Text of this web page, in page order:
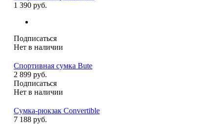
1 390 руб.
Подписаться
Нет в наличии
Спортивная сумка Bute
2 899 руб.
Подписаться
Нет в наличии
Сумка-рюкзак Convertible
7 188 руб.